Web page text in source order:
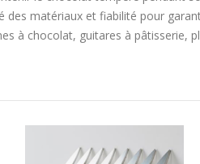
matériaux et fiabilité pour
à chocolat, guitares à pâtisserie,